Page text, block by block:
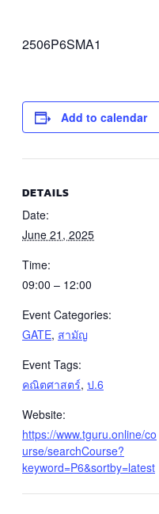
2506P6SMA1
Add to calendar
DETAILS
Date:
June 21, 2025
Time:
09:00 – 12:00
Event Categories:
GATE, สามัญ
Event Tags:
คณิตศาสตร์, ป.6
Website:
https://www.tguru.online/co
urse/searchCourse?
keyword=P6&sortby=latest